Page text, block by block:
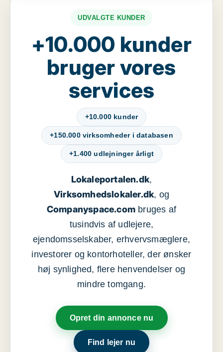
UDVALGTE KUNDER
+10.000 kunder
bruger vores
services
+10.000 kunder
+150.000 virksomheder i databasen
+1.400 udlejninger årligt
Lokaleportalen.dk,
Virksomhedslokaler.dk, og
Companyspace.com bruges af
tusindvis af udlejere,
ejendomsselskaber, erhvervsmæglere,
investorer og kontorhoteller, der ønsker
høj synlighed, flere henvendelser og
mindre tomgang.
Opret din annonce nu
Find lejer nu